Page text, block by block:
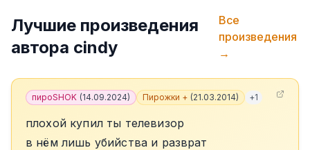
Лучшие произведения
автора cindy
Все
произведения
→
пироSHOK (14.09.2024) Пирожки + (21.03.2014) +1
плохой купил ты телевизор
в нём лишь убийства и разврат